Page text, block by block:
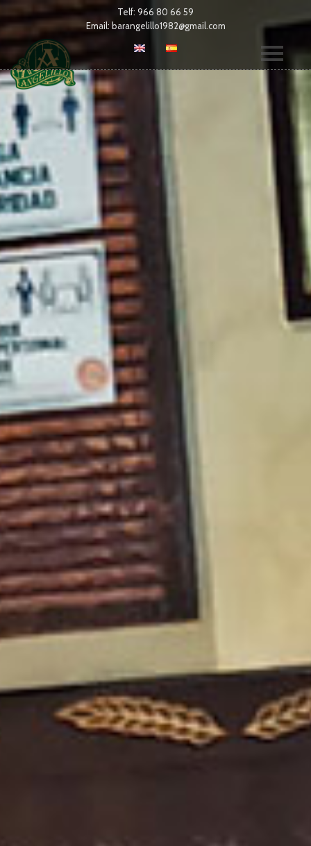
Telf: 966 80 66 59
Email: barangelillo1982@gmail.com